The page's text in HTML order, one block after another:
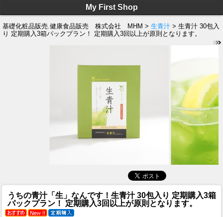
My First Shop
基礎化粧品販売.健康食品販売 株式会社 MHM > 生青汁 > 生青汁 30包入
り 定期購入3箱パックプラン！ 定期購入3回以上が原則となります。
うちの青汁「生」なんです！ 生青汁 30包入り 定期購入3箱
パックプラン！ 定期購入3回以上が原則となります。